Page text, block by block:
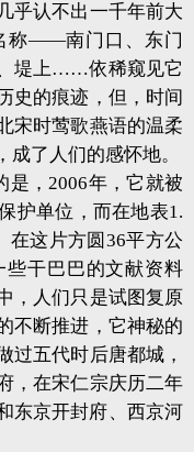
乎认不出一千年前大
称——南门口、东门
堤上……依稀窥见它
史的痕迹，但，时间
宋时莺歌燕语的温柔
了人们的感怀地。
是，2006年，它就被
护单位，而在地表1.
在这片方圆36平方公
些干巴巴的文献资料
，人们只是试图复原
不断推进，它神秘的
过五代时后唐都城，
，在宋仁宗庆历二年
东京开封府、西京河